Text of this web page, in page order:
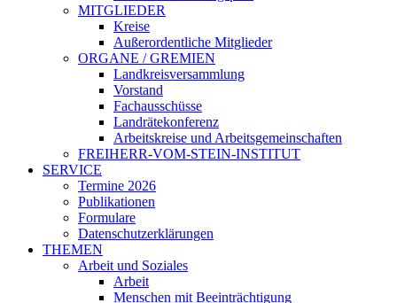
MITGLIEDER
Kreise
Außerordentliche Mitglieder
ORGANE / GREMIEN
Landkreisversammlung
Vorstand
Fachausschüsse
Landrätekonferenz
Arbeitskreise und Arbeitsgemeinschaften
FREIHERR-VOM-STEIN-INSTITUT
SERVICE
Termine 2026
Publikationen
Formulare
Datenschutzerklärungen
THEMEN
Arbeit und Soziales
Arbeit
Menschen mit Beeinträchtigung